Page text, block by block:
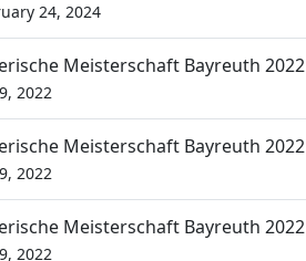
24, 2024
Meisterschaft Bayreuth 2022
2022
Meisterschaft Bayreuth 2022
2022
Meisterschaft Bayreuth 2022
2022